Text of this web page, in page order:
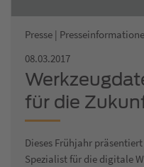
Presse |
08.03.2017
für die
Dieses Frühjahr
Spezialist für die digitale